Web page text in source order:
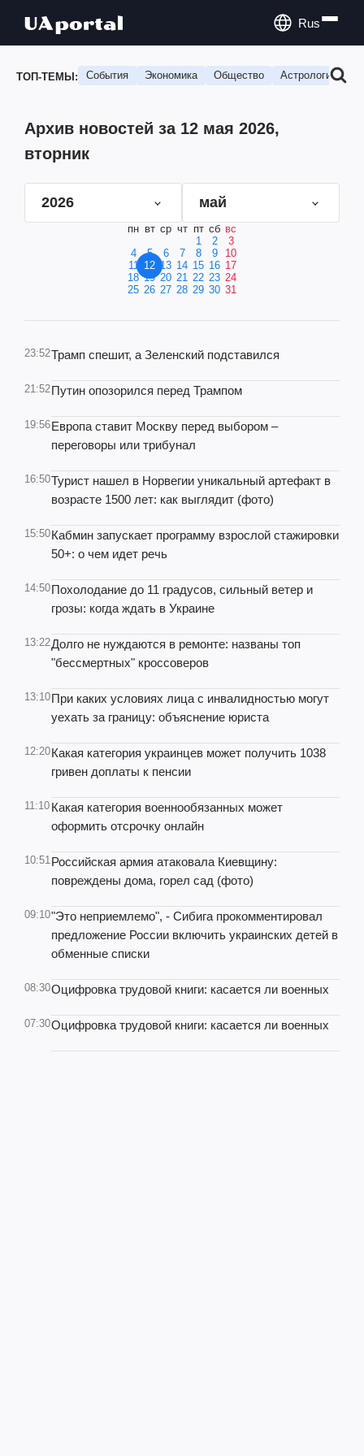
Rus
ТОП-ТЕМЫ: События Экономика Общество Астрология
Архив новостей за 12 мая 2026,
вторник
2026 май
пн вт ср чт пт сб вс
1
2
3
4
5 6 7 8 9
10
11 12 13 14 15 16 17
18 19 20 21 22 23 24
25 26 27 28 29 30 31
23:52Трамп спешит, а Зеленский подставился
21:52Путин опозорился перед Трампом
19:56Европа ставит Москву перед выбором –
переговоры или трибунал
16:50Турист нашел в Норвегии уникальный артефакт в
возрасте 1500 лет: как выглядит (фото)
15:50Кабмин запускает программу взрослой стажировки
50+: о чем идет речь
14:50Похолодание до 11 градусов, сильный ветер и
грозы: когда ждать в Украине
13:22Долго не нуждаются в ремонте: названы топ
"бессмертных" кроссоверов
13:10При каких условиях лица с инвалидностью могут
уехать за границу: объяснение юриста
12:20Какая категория украинцев может получить 1038
гривен доплаты к пенсии
11:10 Какая категория военнообязанных может
оформить отсрочку онлайн
10:51Российская армия атаковала Киевщину:
повреждены дома, горел сад (фото)
09:10"Это неприемлемо", - Сибига прокомментировал
предложение России включить украинских детей в
обменные списки
08:30Оцифровка трудовой книги: касается ли военных
07:30Оцифровка трудовой книги: касается ли военных